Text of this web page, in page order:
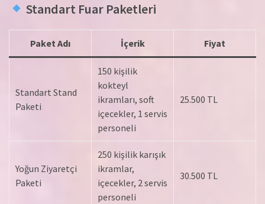
Standart Fuar Paketleri
Paket Adı İçerik Fiyat
Standart Stand
Paketi
150 kişilik
kokteyl
ikramları, soft
içecekler, 1 servis
personeli
25.500 TL
Yoğun Ziyaretçi
Paketi
250 kişilik karışık
ikramlar,
içecekler, 2 servis
personeli
30.500 TL